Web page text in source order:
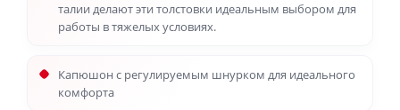
талии делают эти толстовки идеальным выбором для
работы в тяжелых условиях.
Капюшон с регулируемым шнурком для идеального
комфорта